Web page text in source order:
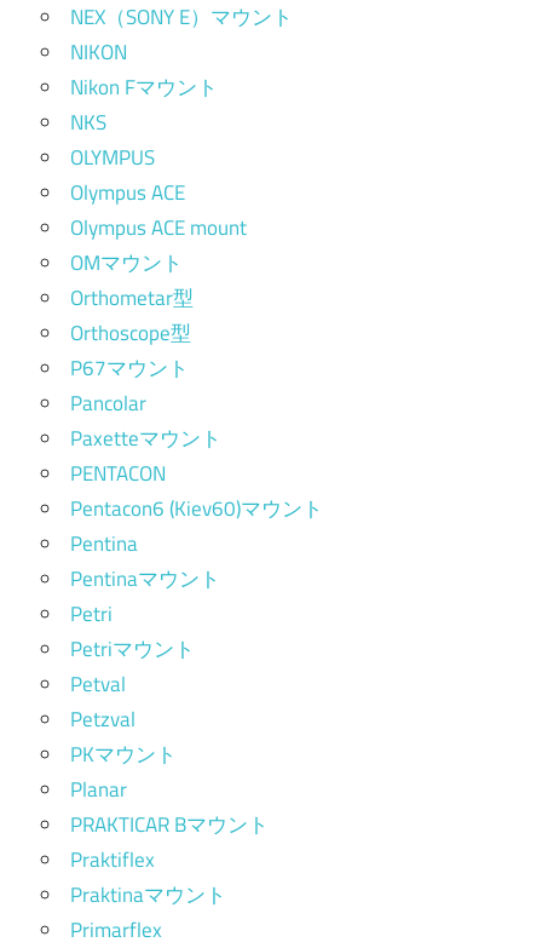
NEX（SONY E）マウント
NIKON
Nikon Fマウント
NKS
OLYMPUS
Olympus ACE
Olympus ACE mount
OMマウント
Orthometar型
Orthoscope型
P67マウント
Pancolar
Paxetteマウント
PENTACON
Pentacon6 (Kiev60)マウント
Pentina
Pentinaマウント
Petri
Petriマウント
Petval
Petzval
PKマウント
Planar
PRAKTICAR Bマウント
Praktiflex
Praktinaマウント
Primarflex